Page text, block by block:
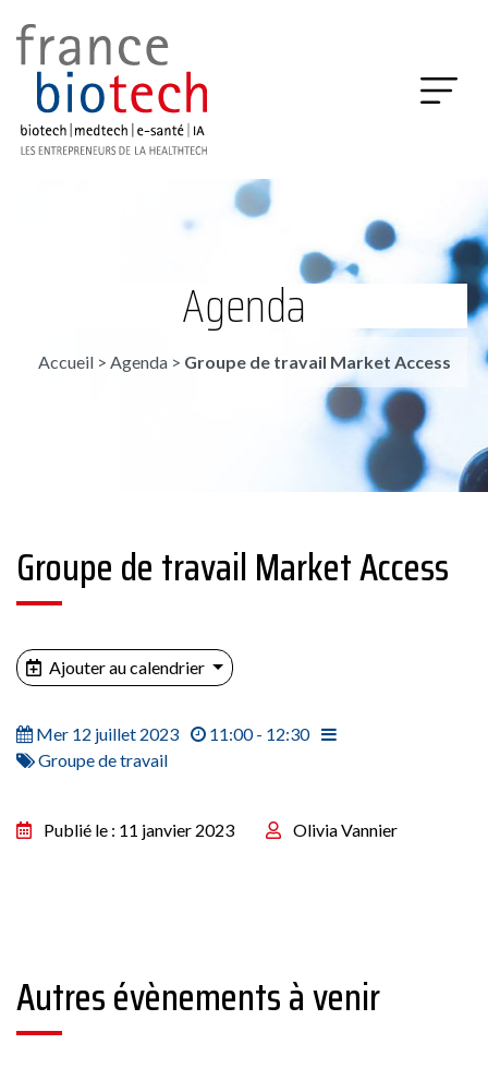
Agenda
Accueil> Agenda> Groupe de travail Market Access
Groupe de travail Market Access
Ajouter au calendrier
Mer 12 juillet 2023
11:00 - 12:30
Groupe de travail
Publié le : 11 janvier 2023 Olivia Vannier
Autres évènements à venir